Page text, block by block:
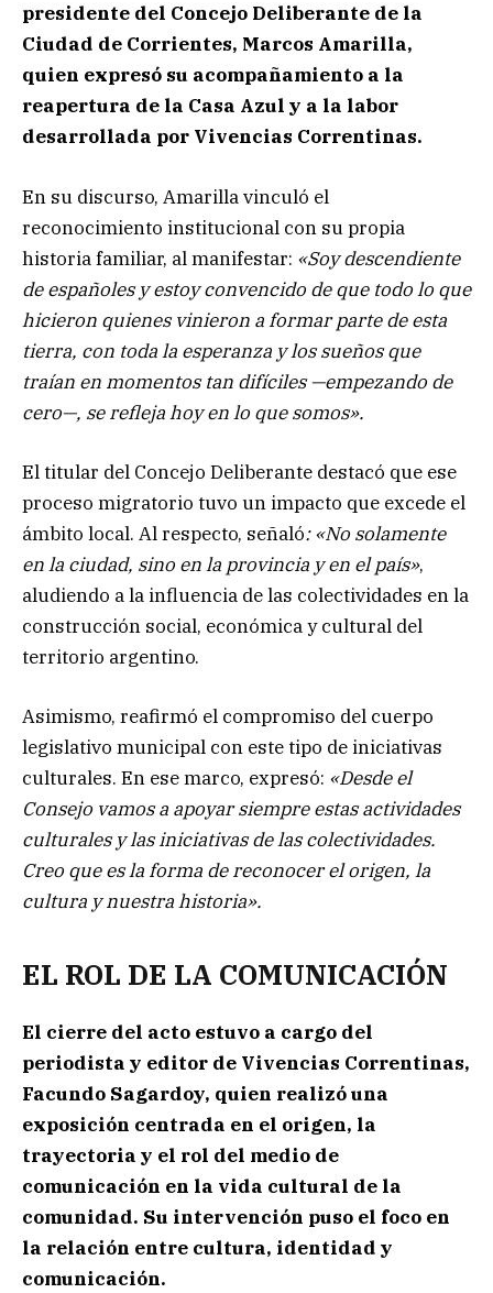
presidente del Concejo Deliberante de la
Ciudad de Corrientes, Marcos Amarilla,
quien expresó su acompañamiento a la
reapertura de la Casa Azul y a la labor
desarrollada por Vivencias Correntinas.
En su discurso, Amarilla vinculó el
reconocimiento institucional con su propia
historia familiar, al manifestar: «Soy descendiente
de españoles y estoy convencido de que todo lo que
hicieron quienes vinieron a formar parte de esta
tierra, con toda la esperanza y los sueños que
traían en momentos tan difíciles —empezando de
cero—, se refleja hoy en lo que somos».
El titular del Concejo Deliberante destacó que ese
proceso migratorio tuvo un impacto que excede el
ámbito local. Al respecto, señaló: «No solamente
en la ciudad, sino en la provincia y en el país»,
aludiendo a la influencia de las colectividades en la
construcción social, económica y cultural del
territorio argentino.
Asimismo, reafirmó el compromiso del cuerpo
legislativo municipal con este tipo de iniciativas
culturales. En ese marco, expresó: «Desde el
Consejo vamos a apoyar siempre estas actividades
culturales y las iniciativas de las colectividades.
Creo que es la forma de reconocer el origen, la
cultura y nuestra historia».
EL ROL DE LA COMUNICACIÓN
El cierre del acto estuvo a cargo del
periodista y editor de Vivencias Correntinas,
Facundo Sagardoy, quien realizó una
exposición centrada en el origen, la
trayectoria y el rol del medio de
comunicación en la vida cultural de la
comunidad. Su intervención puso el foco en
la relación entre cultura, identidad y
comunicación.